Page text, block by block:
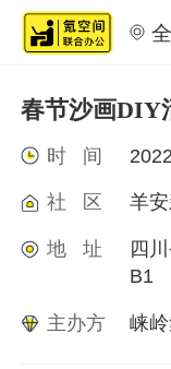
春节沙画DIY
时 间
社 区 羊
地 址
四
B1
主办方 崃